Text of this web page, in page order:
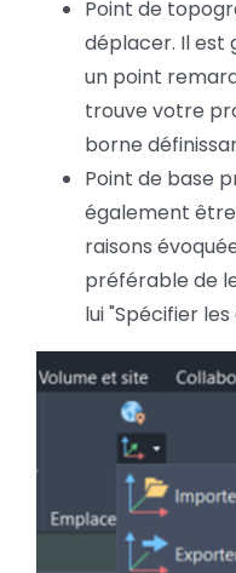
Point de
déplacer. Il est
un point
trouve votre
borne
Point de base
également
raisons
préférable de
lui "Spécifier